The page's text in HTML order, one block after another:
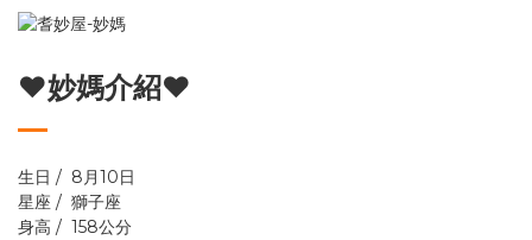
♥妙媽介紹♥
生日 / 8月10日
星座 / 獅子座
身高 / 158公分